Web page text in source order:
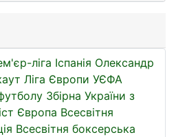
ліга Іспанія Олександр
Ліга Європи УЄФА
Збірна України з
Європа Всесвітня
Всесвітня боксерська